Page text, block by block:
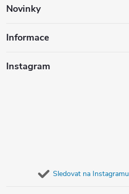
Novinky
Informace
Instagram
Sledovat na Instagramu